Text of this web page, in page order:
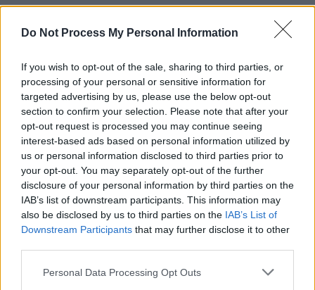
Do Not Process My Personal Information
If you wish to opt-out of the sale, sharing to third parties, or
processing of your personal or sensitive information for
targeted advertising by us, please use the below opt-out
section to confirm your selection. Please note that after your
opt-out request is processed you may continue seeing
interest-based ads based on personal information utilized by
us or personal information disclosed to third parties prior to
your opt-out. You may separately opt-out of the further
disclosure of your personal information by third parties on the
IAB’s list of downstream participants. This information may
also be disclosed by us to third parties on the IAB’s List of
Downstream Participants that may further disclose it to other
Personal Data Processing Opt Outs
POT (Gavrilă)
Acțiunea Conservatoare (Târziu)
PDF (Lazarus)
PUSL (D. Voiculescu)
PNȚCD (Pavelescu)
PNCR (Terheș)
Partidul Patrioților (Surugiu)
FAR (Coarnă)
România pe Primul Loc (Ponta)